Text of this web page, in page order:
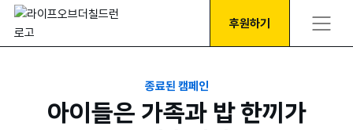
후원하기
종료된 캠페인
아이들은 가족과 밥 한끼가